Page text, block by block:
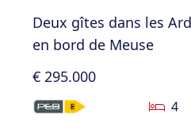
Deux gîtes dans les
en bord de Meuse
€ 295.000
4